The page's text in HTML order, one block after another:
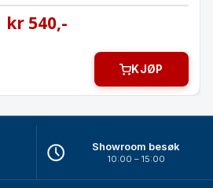
kr 540,-
KJØP
Showroom besøk
10:00 – 15:00